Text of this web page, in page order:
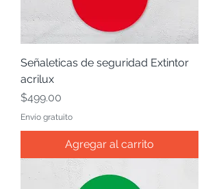
Señaleticas de seguridad Extintor
acrilux
Precio
$499.00
Envío gratuito
Agregar al carrito